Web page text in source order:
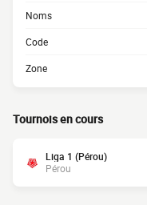
Noms
Code
Zone
Tournois en cours
Liga 1 (Pérou)
Pérou